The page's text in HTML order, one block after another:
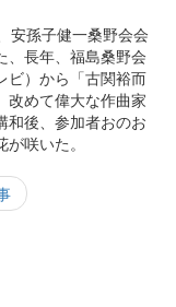
安孫子健一桑野会会
、長年、福島桑野会
ビ）から「古関裕而
改めて偉大な作曲家
和後、参加者おのお
咲いた。